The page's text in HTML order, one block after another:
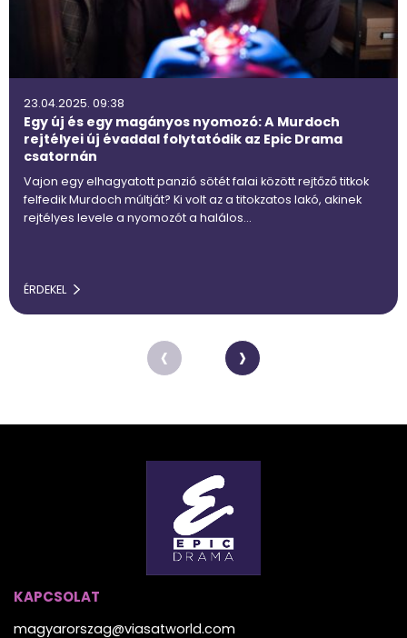
23.04.2025. 09:38
Egy új és egy magányos nyomozó: A Murdoch
rejtélyei új évaddal folytatódik az Epic Drama
csatornán
Vajon egy elhagyatott panzió sötét falai között rejtőző titkok
felfedik Murdoch múltját? Ki volt az a titokzatos lakó, akinek
rejtélyes levele a nyomozót a halálos…
ÉRDEKEL
‹ ›
KAPCSOLAT
magyarorszag@viasatworld.com